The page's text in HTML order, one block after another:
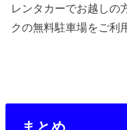
レンタカーでお越しの
クの無料駐車場をご利
まとめ